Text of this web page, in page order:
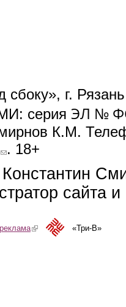
сбоку», г.
серия ЭЛ №
К.М.
(link sends e-mail)
. 18+
Константин
сайта
(link is external)«Три-В»